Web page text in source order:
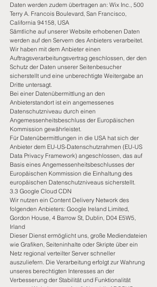
Daten werden zudem übertragen an: Wix Inc., 500
Terry A. Francois Boulevard, San Francisco,
California 94158, USA
Sämtliche auf unserer Website erhobenen Daten
werden auf den Servern des Anbieters verarbeitet.
Wir haben mit dem Anbieter einen
Auftragsverarbeitungsvertrag geschlossen, der den
Schutz der Daten unserer Seitenbesucher
sicherstellt und eine unberechtigte Weitergabe an
Dritte untersagt.
Bei einer Datenübermittlung an den
Anbieterstandort ist ein angemessenes
Datenschutzniveau durch einen
Angemessenheitsbeschluss der Europäischen
Kommission gewährleistet.
Für Datenübermittlungen in die USA hat sich der
Anbieter dem EU-US-Datenschutzrahmen (EU-US
Data Privacy Framework) angeschlossen, das auf
Basis eines Angemessenheitsbeschlusses der
Europäischen Kommission die Einhaltung des
europäischen Datenschutzniveaus sicherstellt.
3.3 Google Cloud CDN
Wir nutzen ein Content Delivery Network des
folgenden Anbieters: Google Ireland Limited,
Gordon House, 4 Barrow St, Dublin, D04 E5W5,
Irland
Dieser Dienst ermöglicht uns, große Mediendateien
wie Grafiken, Seiteninhalte oder Skripte über ein
Netz regional verteilter Server schneller
auszuliefern. Die Verarbeitung erfolgt zur Wahrung
unseres berechtigten Interesses an der
Verbesserung der Stabilität und Funktionalität